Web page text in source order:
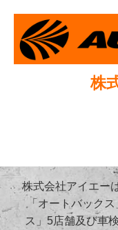
株
株式会社アイエー
「オートバック
ス」5店舗及び車